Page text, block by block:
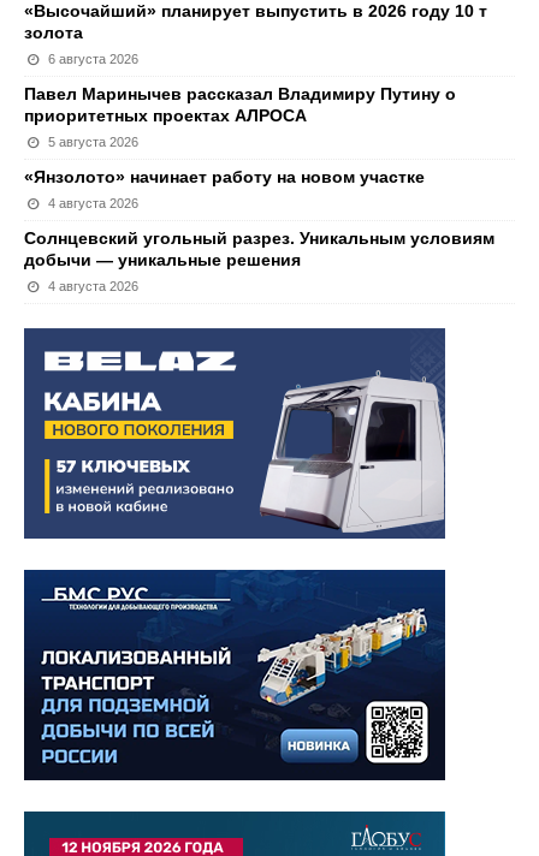
«Высочайший» планирует выпустить в 2026 году 10 т
золота
6 августа 2026
Павел Маринычев рассказал Владимиру Путину о
приоритетных проектах АЛРОСА
5 августа 2026
«Янзолото» начинает работу на новом участке
4 августа 2026
Солнцевский угольный разрез. Уникальным условиям
добычи — уникальные решения
4 августа 2026